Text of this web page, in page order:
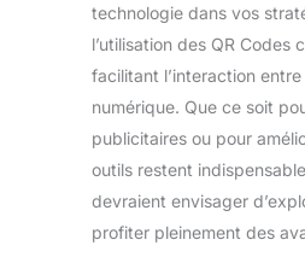
technologie dans vos
l’utilisation des QR Codes
facilitant l’interaction
numérique. Que ce soit
publicitaires ou pour
outils restent
devraient envisager
profiter pleinement des